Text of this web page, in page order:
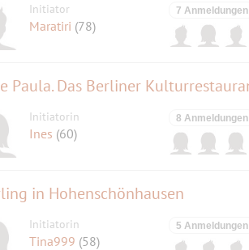
Initiator
Maratiri (78)
7 Anmeldungen
Initiatorin
Ines (60)
8 Anmeldungen
in Hohenschönhausen
Initiatorin
Tina999 (58)
5 Anmeldungen